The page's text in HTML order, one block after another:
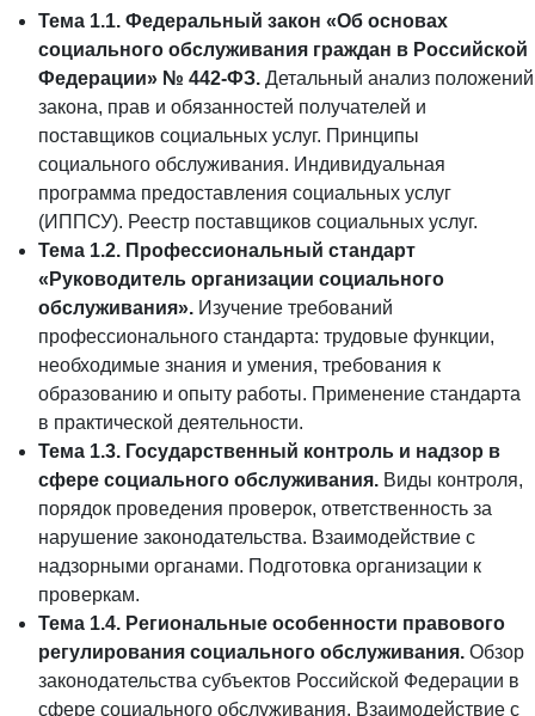
Тема 1.1. Федеральный закон «Об основах
социального обслуживания граждан в Российской
Федерации» № 442-ФЗ. Детальный анализ положений
закона, прав и обязанностей получателей и
поставщиков социальных услуг. Принципы
социального обслуживания. Индивидуальная
программа предоставления социальных услуг
(ИППСУ). Реестр поставщиков социальных услуг.
Тема 1.2. Профессиональный стандарт
«Руководитель организации социального
обслуживания». Изучение требований
профессионального стандарта: трудовые функции,
необходимые знания и умения, требования к
образованию и опыту работы. Применение стандарта
в практической деятельности.
Тема 1.3. Государственный контроль и надзор в
сфере социального обслуживания. Виды контроля,
порядок проведения проверок, ответственность за
нарушение законодательства. Взаимодействие с
надзорными органами. Подготовка организации к
проверкам.
Тема 1.4. Региональные особенности правового
регулирования социального обслуживания. Обзор
законодательства субъектов Российской Федерации в
сфере социального обслуживания. Взаимодействие с